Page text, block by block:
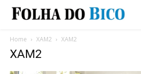
Home XAM2 XAM2
XAM2